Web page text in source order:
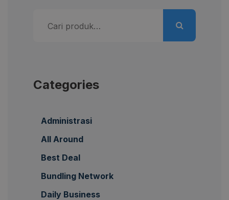
untuk:
Categories
Administrasi
All Around
Best Deal
Bundling Network
Daily Business